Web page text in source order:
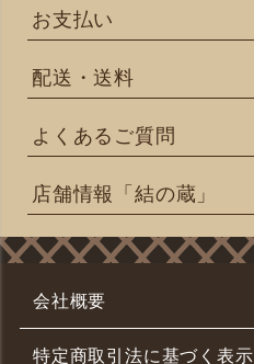
お支払い
配送・送料
よくあるご質問
店舗情報「結の蔵」
会社概要
特定商取引法に基づく表示